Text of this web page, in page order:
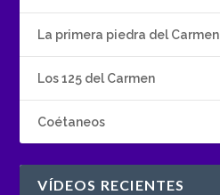
La primera piedra del Carmen
Los 125 del Carmen
Coétaneos
VÍDEOS RECIENTES